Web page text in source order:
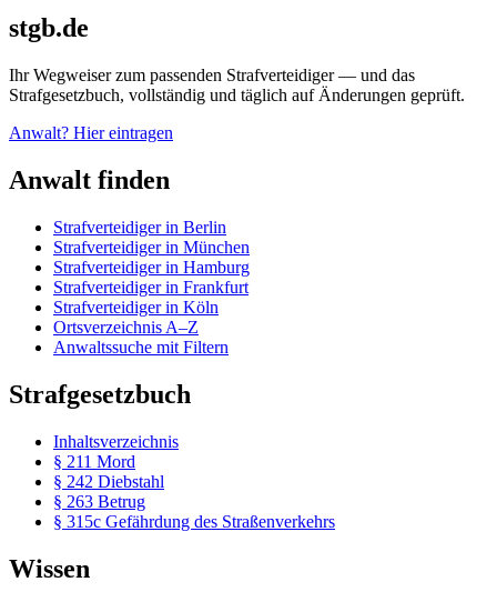
stgb.de
Ihr Wegweiser zum passenden Strafverteidiger — und das
Strafgesetzbuch, vollständig und täglich auf Änderungen geprüft.
Anwalt? Hier eintragen
Anwalt finden
Strafverteidiger in Berlin
Strafverteidiger in München
Strafverteidiger in Hamburg
Strafverteidiger in Frankfurt
Strafverteidiger in Köln
Ortsverzeichnis A–Z
Anwaltssuche mit Filtern
Strafgesetzbuch
Inhaltsverzeichnis
§ 211 Mord
§ 242 Diebstahl
§ 263 Betrug
§ 315c Gefährdung des Straßenverkehrs
Wissen